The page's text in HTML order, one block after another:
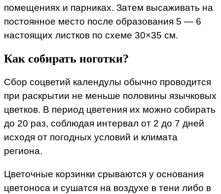
помещениях и парниках. Затем высаживать на
постоянное место после образования 5 — 6
настоящих листков по схеме 30×35 см.
Как собирать ноготки?
Сбор соцветий календулы обычно проводится
при раскрытии не меньше половины язычковых
цветков. В период цветения их можно собирать
до 20 раз, соблюдая интервал от 2 до 7 дней
исходя от погодных условий и климата
региона.
Цветочные корзинки срываются у основания
цветоноса и сушатся на воздухе в тени либо в